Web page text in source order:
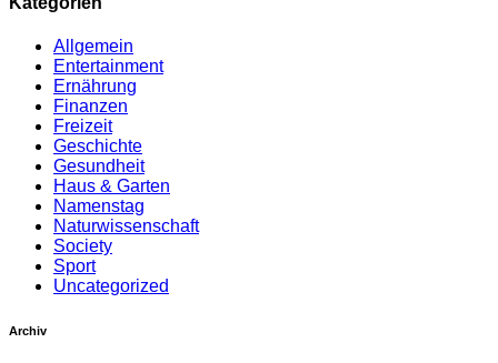
Allgemein
Entertainment
Ernährung
Finanzen
Freizeit
Geschichte
Gesundheit
Haus & Garten
Namenstag
Naturwissenschaft
Society
Sport
Uncategorized
Archiv